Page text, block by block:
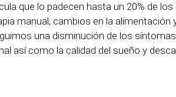
que lo padecen hasta un 20% de
manual, cambios en la alimentación
una disminución de los
así como la calidad del sueño y